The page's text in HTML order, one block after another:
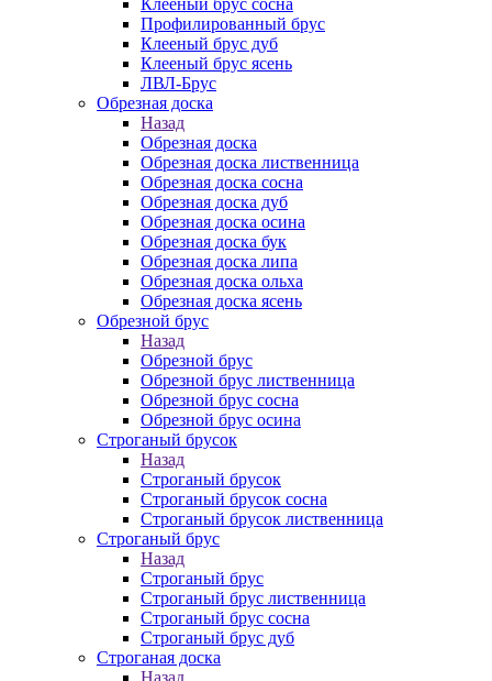
Клееный брус сосна
Профилированный брус
Клееный брус дуб
Клееный брус ясень
ЛВЛ-Брус
Обрезная доска
Назад
Обрезная доска
Обрезная доска лиственница
Обрезная доска сосна
Обрезная доска дуб
Обрезная доска осина
Обрезная доска бук
Обрезная доска липа
Обрезная доска ольха
Обрезная доска ясень
Обрезной брус
Назад
Обрезной брус
Обрезной брус лиственница
Обрезной брус сосна
Обрезной брус осина
Строганый брусок
Назад
Строганый брусок
Строганый брусок сосна
Строганый брусок лиственница
Строганый брус
Назад
Строганый брус
Строганый брус лиственница
Строганый брус сосна
Строганый брус дуб
Строганая доска
Назад